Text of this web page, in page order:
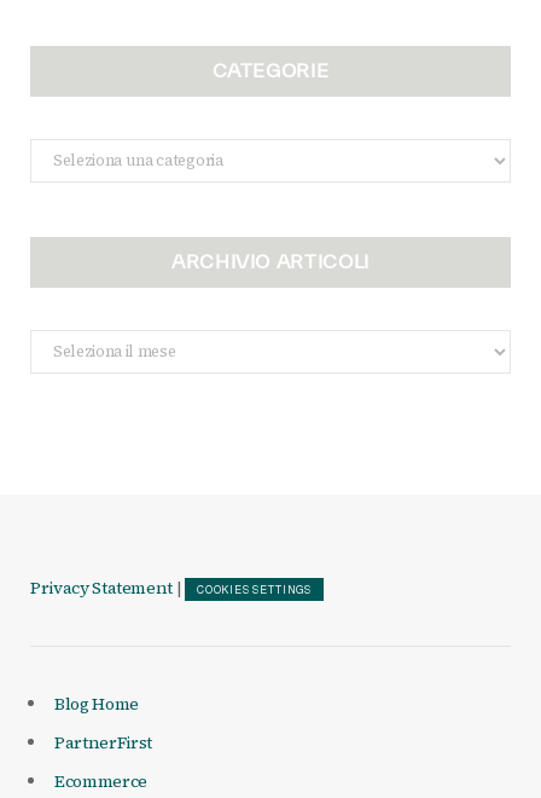
CATEGORIE
Categorie
ARCHIVIO ARTICOLI
Archivio
Articoli
Privacy Statement | COOKIES SETTINGS
Blog Home
PartnerFirst
Ecommerce